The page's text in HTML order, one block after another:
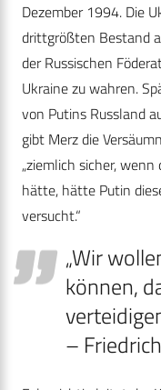
Dezember 1994. Die
drittgrößten Bestand
der Russischen
Ukraine zu wahren.
von Putins Russland
gibt Merz die
„ziemlich sicher,
hätte, hätte Putin
versucht.“
„Wir
können,
–